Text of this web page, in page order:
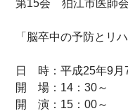
第15会　狛江市医師
「脳卒中の予防とリ
日　時：平成25年9
開　場：14：30～
開　演：15：00～